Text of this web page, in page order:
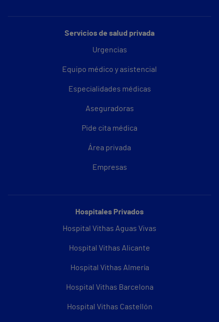
Servicios de salud privada
Urgencias
Equipo médico y asistencial
Especialidades médicas
Aseguradoras
Pide cita médica
Área privada
Empresas
Hospitales Privados
Hospital Vithas Aguas Vivas
Hospital Vithas Alicante
Hospital Vithas Almería
Hospital Vithas Barcelona
Hospital Vithas Castellón